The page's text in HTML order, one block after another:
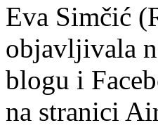
Eva Simčić
objavljivala
blogu i
na stranici